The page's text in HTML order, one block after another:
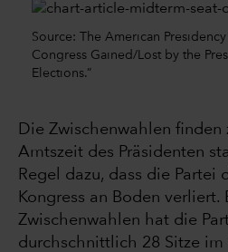
Source: The American
Congress Gained/Lost by the
Elections.”
Die Zwischenwahlen
Amtszeit des Präsidenten
Regel dazu, dass die Partei
Kongress an Boden verliert.
Zwischenwahlen hat die
durchschnittlich 28 Sitze im